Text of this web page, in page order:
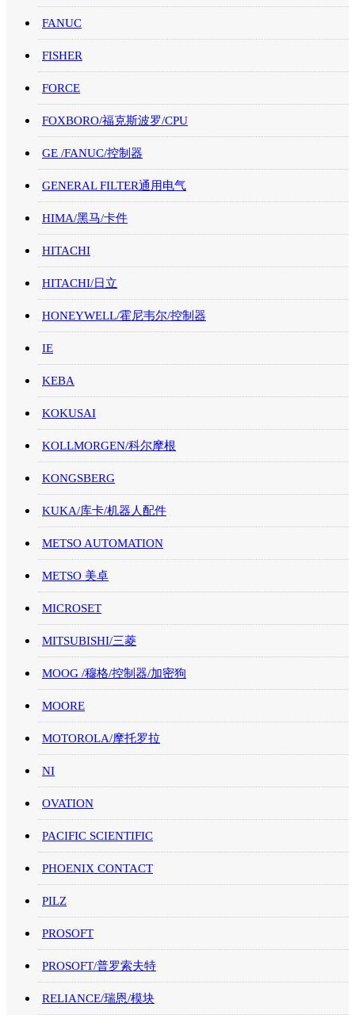
FANUC
FISHER
FORCE
FOXBORO/福克斯波罗/CPU
GE /FANUC/控制器
GENERAL FILTER通用电气
HIMA/黑马/卡件
HITACHI
HITACHI/日立
HONEYWELL/霍尼韦尔/控制器
IE
KEBA
KOKUSAI
KOLLMORGEN/科尔摩根
KONGSBERG
KUKA/库卡/机器人配件
METSO AUTOMATION
METSO 美卓
MICROSET
MITSUBISHI/三菱
MOOG /穆格/控制器/加密狗
MOORE
MOTOROLA/摩托罗拉
NI
OVATION
PACIFIC SCIENTIFIC
PHOENIX CONTACT
PILZ
PROSOFT
PROSOFT/普罗索夫特
RELIANCE/瑞恩/模块